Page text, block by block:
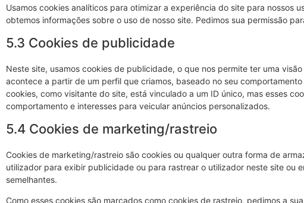
Usamos cookies analíticos para otimizar a experiência do site para nossos
obtemos informações sobre o uso de nosso site. Pedimos sua permissão
5.3 Cookies de publicidade
Neste site, usamos cookies de publicidade, o que nos permite ter uma
acontece a partir de um perfil que criamos, baseado no seu comportamento
cookies, como visitante do site, está vinculado a um ID único, mas esses
comportamento e interesses para veicular anúncios personalizados.
5.4 Cookies de marketing/rastreio
Cookies de marketing/rastreio são cookies ou qualquer outra forma de
utilizador para exibir publicidade ou para rastrear o utilizador neste site ou
semelhantes.
Como esses cookies são marcados como cookies de rastreio, pedimos a